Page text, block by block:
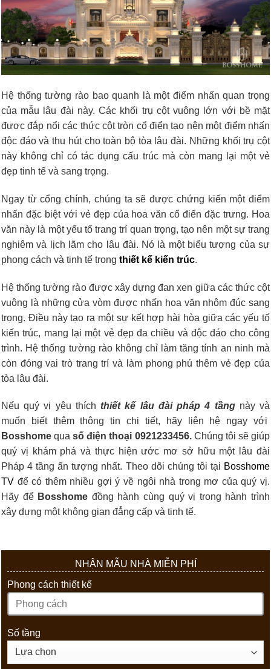
Hệ thống tường rào bao quanh là một điểm nhấn quan trọng
của mẫu lâu đài này. Các khối trụ cột vuông lớn với bề mặt
được đắp nổi các thức cột tròn cổ điển tạo nên một điểm nhấn
độc đáo và thu hút cho toàn bộ tòa lâu đài. Những khối trụ cột
này không chỉ có tác dụng cấu trúc mà còn mang lại một vẻ
đẹp tinh tế và sang trọng.
Ngay từ cổng chính, chúng ta sẽ được chứng kiến một điểm
nhấn đặc biệt với vẻ đẹp của hoa văn cổ điển đặc trưng. Hoa
văn này là một yếu tố trang trí quan trọng, tạo nên một sự trang
nghiêm và lịch lãm cho lâu đài. Nó là một biểu tượng của sự
phong cách và tinh tế trong thiết kế kiến trúc.
Hệ thống tường rào được xây dựng đan xen giữa các thức cột
vuông là những cửa vòm được nhấn hoa văn nhôm đúc sang
trọng. Điều này tạo ra một sự kết hợp hài hòa giữa các yếu tố
kiến trúc, mang lại một vẻ đẹp đa chiều và độc đáo cho công
trình. Hệ thống tường rào không chỉ làm tăng tính an ninh mà
còn đóng vai trò trang trí và làm phong phú thêm vẻ đẹp của
tòa lâu đài.
Nếu quý vị yêu thích thiết kế lâu đài pháp 4 tầngnày và
muốn biết thêm thông tin chi tiết, hãy liên hệ ngay với
Bosshome qua số điện thoại 0921233456.Chúng tôi sẽ giúp
quý vị khám phá và thực hiện ước mơ sở hữu một lâu đài
Pháp 4 tầng ấn tượng nhất. Theo dõi chúng tôi tại Bosshome
TV để có thêm nhiều gợi ý về ngôi nhà trong mơ của quý vị.
Hãy để Bosshome đồng hành cùng quý vị trong hành trình
xây dựng một không gian đẳng cấp và tinh tế.
NHẬN MẪU NHÀ MIỄN PHÍ
Phong cách thiết kế
Số tầng